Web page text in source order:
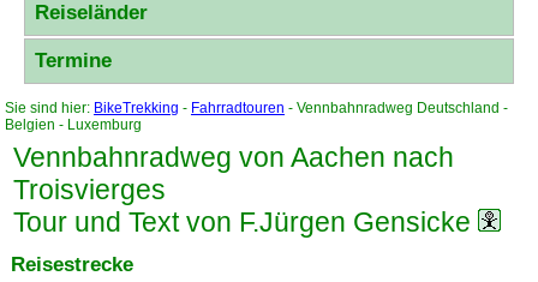
Reiseländer
Termine
Sie sind hier: BikeTrekking - Fahrradtouren - Vennbahnradweg Deutschland -
Belgien - Luxemburg
Vennbahnradweg von Aachen nach
Troisvierges
Tour und Text von F.Jürgen Gensicke
Reisestrecke